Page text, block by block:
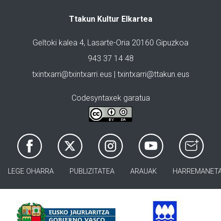
Ttakun Kultur Elkartea
Geltoki kalea 4, Lasarte-Oria 20160 Gipuzkoa
943 37 14 48
txintxarri@txintxarri.eus | txintxarri@ttakun.eus
Codesyntaxek garatua
LEGE OHARRA PUBLIZITATEA ARAUAK